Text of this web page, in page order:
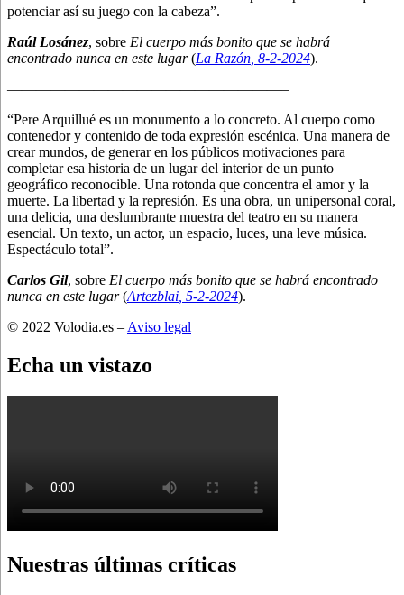
potenciar así su juego con la cabeza”.
Raúl Losánez, sobre El cuerpo más bonito que se habrá
encontrado nunca en este lugar(La Razón , 8-2-2024).
———————————————————–
“Pere Arquillué es un monumento a lo concreto. Al cuerpo como
contenedor y contenido de toda expresión escénica. Una manera de
crear mundos, de generar en los públicos motivaciones para
completar esa historia de un lugar del interior de un punto
geográfico reconocible. Una rotonda que concentra el amor y la
muerte. La libertad y la represión. Es una obra, un unipersonal coral,
una delicia, una deslumbrante muestra del teatro en su manera
esencial. Un texto, un actor, un espacio, luces, una leve música.
Espectáculo total”.
Carlos Gil, sobre El cuerpo más bonito que se habrá encontrado
nunca en este lugar(Artezblai , 5-2-2024).
© 2022 Volodia.es – Aviso legal
Echa un vistazo
Nuestras últimas críticas